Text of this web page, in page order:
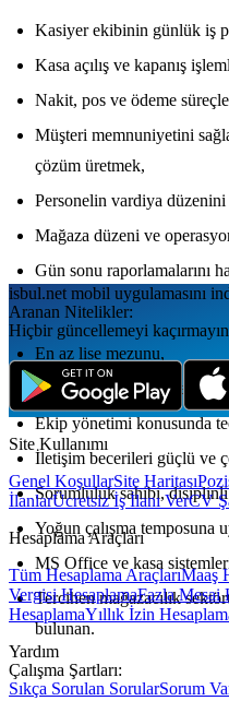
Kasiyer ekibinin günlük iş
Kasa açılış ve kapanış
Nakit, pos ve ödeme
Müşteri memnuniyetini
çözüm üretmek,
Personelin vardiya
Mağaza düzeni ve
Gün sonu raporlamalarını
Aranan Nitelikler:
En az lise mezunu,
Perakende sektöründe ve
Ekip yönetimi konusunda
İletişim becerileri güçlü ve
Sorumluluk sahibi,
Yoğun çalışma temposuna
MS Office ve kasa
Tercihen mağazacılık
bulunan.
Çalışma Şartları:
isbul.net mobil uygulamаsını
Hiçbir güncellemeyi
Site Kullanımı
Genel KoşullarSite Haritası
İlanlarÜcretsiz İş İlanı VerCV
Hesaplama Araçları
Tüm Hesaplama AraçlarıMaaş
Vergisi HesaplamaFazla Mesai
HesaplamaYıllık İzin
Yardım
Sıkça Sorulan SorularSorum